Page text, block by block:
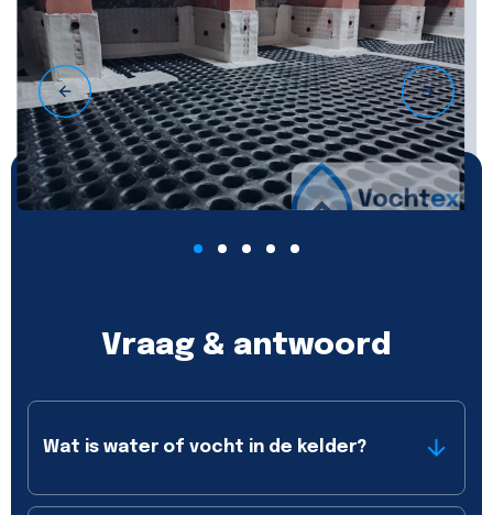
Vraag & antwoord
Wat is water of vocht in de kelder?